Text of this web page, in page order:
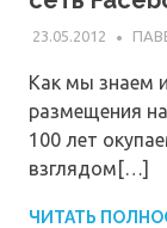
23.05.2012
Как мы знаем
размещения
100 лет
взглядом[…]
ЧИТАТЬ